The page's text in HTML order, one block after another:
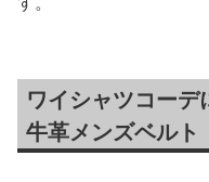
ワイシャツコー
牛革メンズベルト